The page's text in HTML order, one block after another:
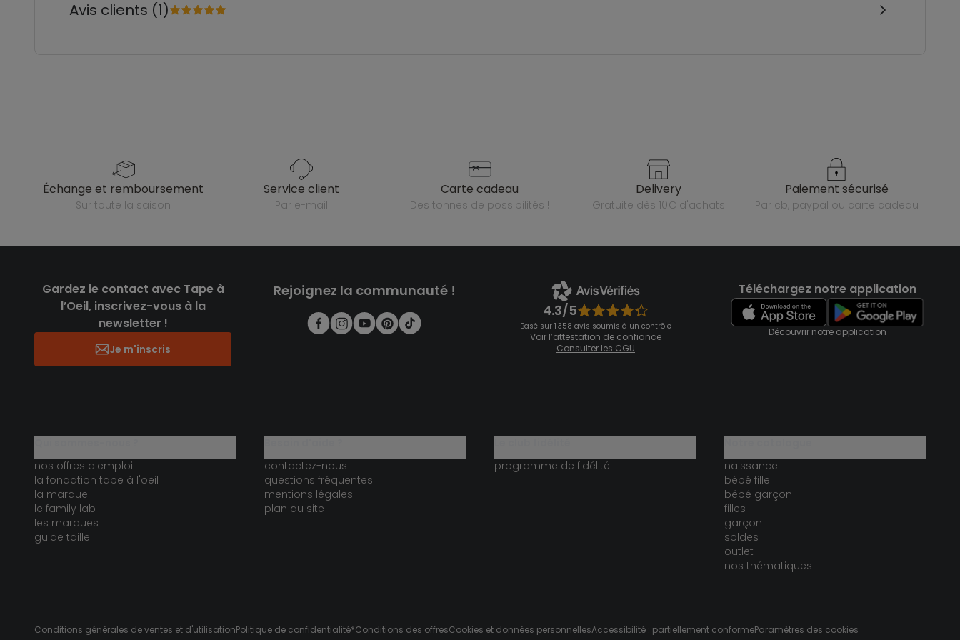
Avis clients (1)
échange et remboursement
sur toute la saison
service client
par e-mail
carte cadeau
des tonnes de possibilités !
delivery
gratuite dès 10€ d'achats
paiement sécurisé
par cb, paypal ou carte cadeau
Gardez le contact avec Tape à
l’Oeil, inscrivez-vous à la
newsletter !
Je m'inscris
Rejoignez la communauté !
4.3/5
Basé sur 1 358 avis soumis à un contrôle
Voir l’attestation de confiance
Consulter les CGU
Téléchargez notre application
Découvrir notre application
nos offres d'emploi
la fondation tape à l'oeil
la marque
le family lab
les marques
guide taille
contactez-nous
questions fréquentes
mentions légales
plan du site
programme de fidélité
naissance
bébé fille
bébé garçon
filles
garçon
soldes
outlet
nos thématiques
Conditions générales de ventes et d'utilisationPolitique de confidentialité*Conditions des offresCookies et données personnellesAccessibilité : partiellement conformeParamètres des cookies